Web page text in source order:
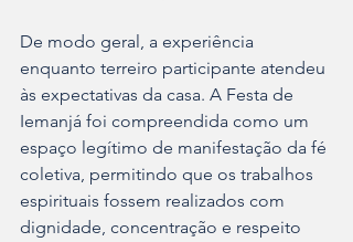
De modo geral, a experiência
enquanto terreiro participante atendeu
às expectativas da casa. A Festa de
Iemanjá foi compreendida como um
espaço legítimo de manifestação da fé
coletiva, permitindo que os trabalhos
espirituais fossem realizados com
dignidade, concentração e respeito